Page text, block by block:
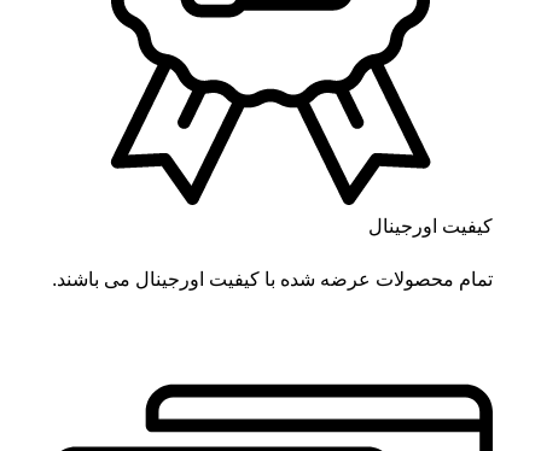
کیفیت اورجینال
تمام محصولات عرضه شده با کیفیت اورجینال می باشند.